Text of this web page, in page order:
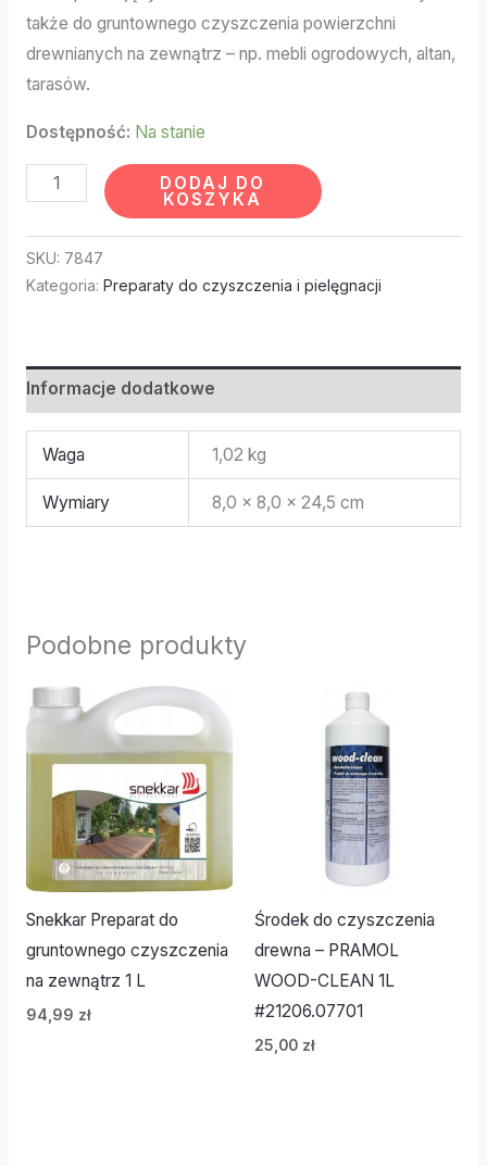
także do gruntownego czyszczenia powierzchni
drewnianych na zewnątrz – np. mebli ogrodowych, altan,
tarasów.
Dostępność: Na stanie
DODAJ DO
KOSZYKA
SKU: 7847
Kategoria: Preparaty do czyszczenia i pielęgnacji
Informacje dodatkowe
Waga 1,02 kg
Wymiary 8,0 × 8,0 × 24,5 cm
Podobne produkty
Snekkar Preparat do
gruntownego czyszczenia
na zewnątrz 1 L
94,99 zł
Środek do czyszczenia
drewna – PRAMOL
WOOD-CLEAN 1L
#21206.07701
25,00 zł